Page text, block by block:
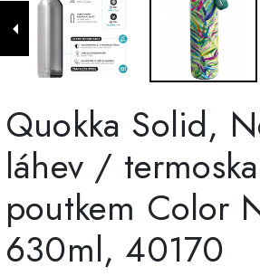
Quokka Solid,
láhev /
poutkem Color
630ml, 40170